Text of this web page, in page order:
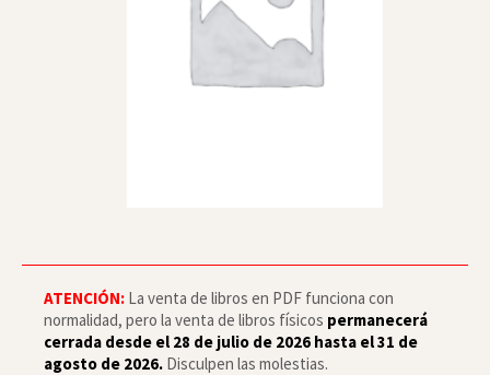
ATENCIÓN: La venta de libros en PDF funciona con
normalidad, pero la venta de libros físicos permanecerá
cerrada desde el 28 de julio de 2026 hasta el 31 de
agosto de 2026. Disculpen las molestias.